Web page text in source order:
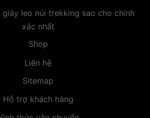
giày leo núi trekking sao cho chính
xác nhất
Shop
Liên hệ
Sitemap
Hỗ trợ khách hàng